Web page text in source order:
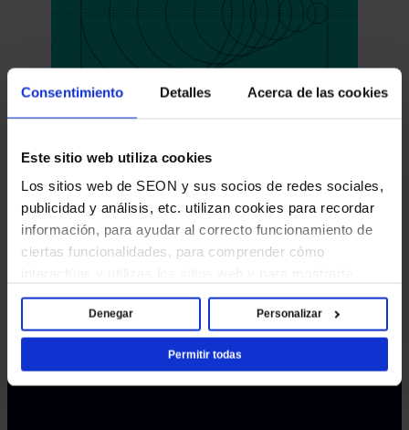
Consentimiento Detalles Acerca de las cookies
Este sitio web utiliza cookies
Los sitios web de SEON y sus socios de redes sociales,
publicidad y análisis, etc. utilizan cookies para recordar
información, para ayudar al correcto funcionamiento de
ciertas funcionalidades, para comprender cómo
contenido y anuncios que sean relevantes y atractivos
para ti. Al hacer clic en [Permitir todas], aceptas el uso
de estas cookies y confirmas que has leído y entendido
nuestro Aviso de cookies.Permitir todas
Personalizar
Denegar
identidades robadas
Aprenda a detectar identidades falsas y prevenir el fraude
en préstamos en línea con análisis digital y datos